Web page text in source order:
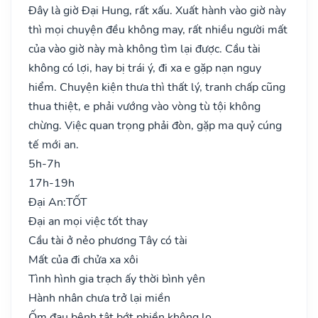
Đây là giờ Đại Hung, rất xấu. Xuất hành vào giờ này
thì mọi chuyện đều không may, rất nhiều người mất
của vào giờ này mà không tìm lại được. Cầu tài
không có lợi, hay bị trái ý, đi xa e gặp nạn nguy
hiểm. Chuyện kiện thưa thì thất lý, tranh chấp cũng
thua thiệt, e phải vướng vào vòng tù tội không
chừng. Việc quan trọng phải đòn, gặp ma quỷ cúng
tế mới an.
5h-7h
17h-19h
Đại An:TỐT
Đại an mọi việc tốt thay
Cầu tài ở nẻo phương Tây có tài
Mất của đi chửa xa xôi
Tình hình gia trạch ấy thời bình yên
Hành nhân chưa trở lại miền